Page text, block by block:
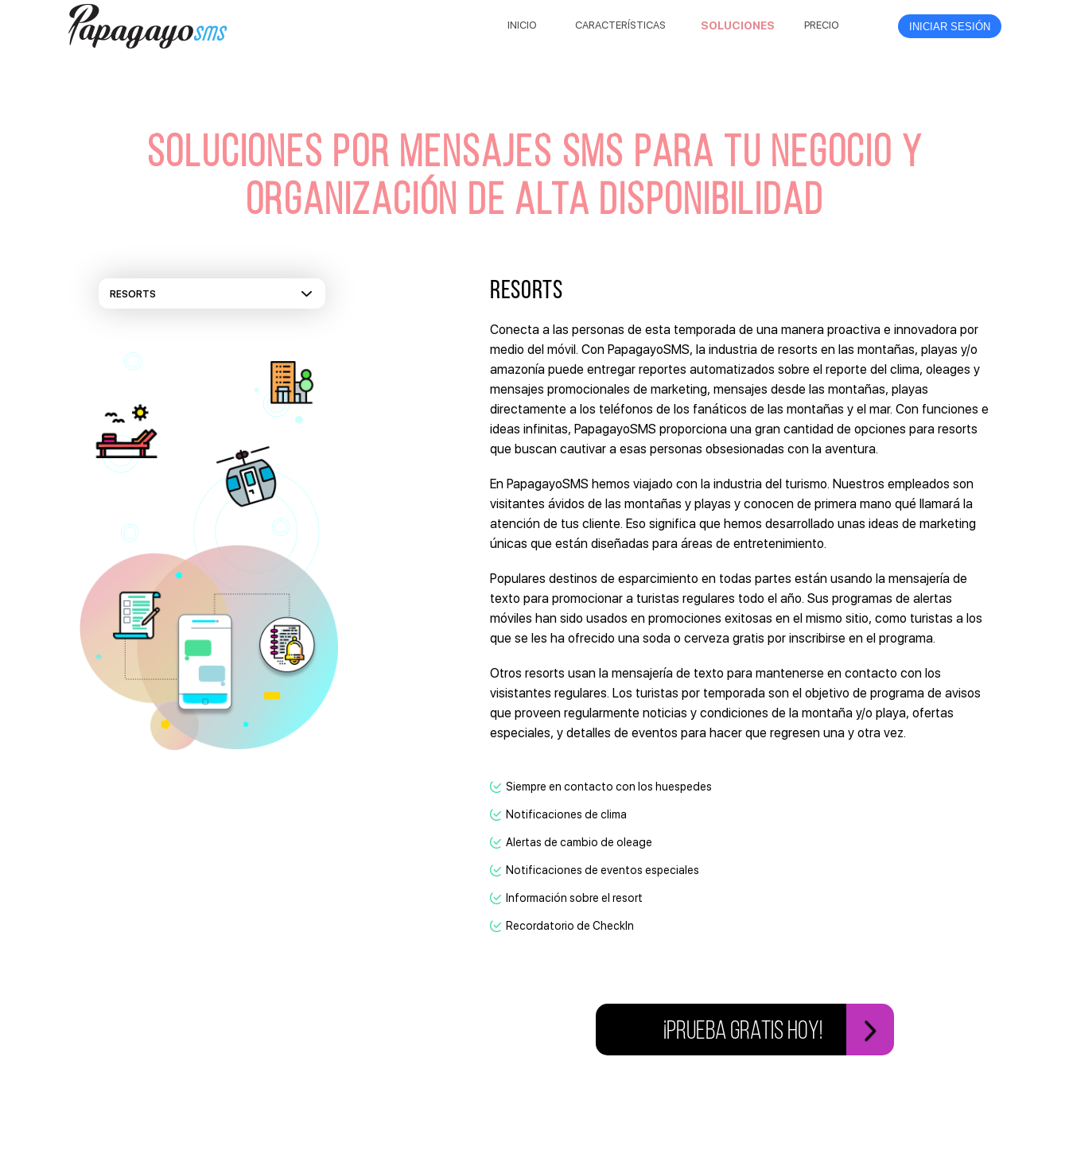
INICIO CARACTERÍSTICAS SOLUCIONES PRECIO INICIAR SESIÓN
SOLUCIONES POR MENSAJES SMS PARA TU NEGOCIO Y
ORGANIZACIÓN DE ALTA DISPONIBILIDAD
RESORTS
Conecta a las personas de esta temporada de una manera proactiva e innovadora por
medio del móvil. Con PapagayoSMS, la industria de resorts en las montañas, playas y/o
amazonía puede entregar reportes automatizados sobre el reporte del clima, oleages y
mensajes promocionales de marketing, mensajes desde las montañas, playas
directamente a los teléfonos de los fanáticos de las montañas y el mar. Con funciones e
ideas infinitas, PapagayoSMS proporciona una gran cantidad de opciones para resorts
que buscan cautivar a esas personas obsesionadas con la aventura.
En PapagayoSMS hemos viajado con la industria del turismo. Nuestros empleados son
visitantes ávidos de las montañas y playas y conocen de primera mano qué llamará la
atención de tus cliente. Eso significa que hemos desarrollado unas ideas de marketing
únicas que están diseñadas para áreas de entretenimiento.
Populares destinos de esparcimiento en todas partes están usando la mensajería de
texto para promocionar a turistas regulares todo el año. Sus programas de alertas
móviles han sido usados en promociones exitosas en el mismo sitio, como turistas a los
que se les ha ofrecido una soda o cerveza gratis por inscribirse en el programa.
Otros resorts usan la mensajería de texto para mantenerse en contacto con los
visistantes regulares. Los turistas por temporada son el objetivo de programa de avisos
que proveen regularmente noticias y condiciones de la montaña y/o playa, ofertas
especiales, y detalles de eventos para hacer que regresen una y otra vez.
Siempre en contacto con los huespedes
Notificaciones de clima
Alertas de cambio de oleage
Notificaciones de eventos especiales
Información sobre el resort
Recordatorio de CheckIn
¡PRUEBA GRATIS HOY!